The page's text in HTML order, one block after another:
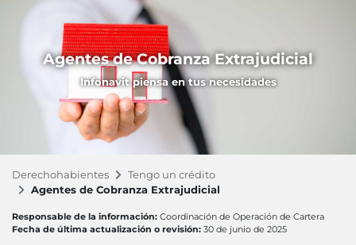
Agentes de Cobranza Extrajudicial
Infonavit piensa en tus necesidades
Derechohabientes
Tengo un crédito
Agentes de Cobranza Extrajudicial
Responsable de la información: Coordinación de Operación de Cartera
Fecha de última actualización o revisión: 30 de junio de 2025